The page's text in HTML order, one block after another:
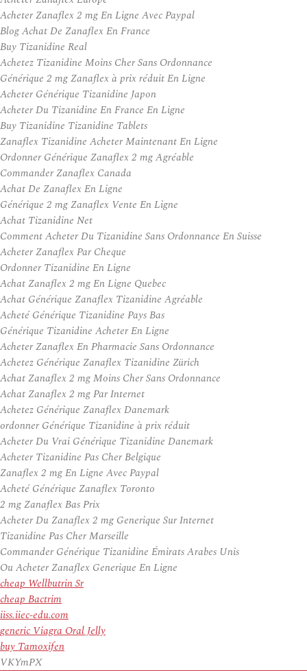
Acheter Zanaflex 2 mg En Ligne Avec Paypal
Blog Achat De Zanaflex En France
Buy Tizanidine Real
Achetez Tizanidine Moins Cher Sans Ordonnance
Générique 2 mg Zanaflex à prix réduit En Ligne
Acheter Générique Tizanidine Japon
Acheter Du Tizanidine En France En Ligne
Buy Tizanidine Tizanidine Tablets
Zanaflex Tizanidine Acheter Maintenant En Ligne
Ordonner Générique Zanaflex 2 mg Agréable
Commander Zanaflex Canada
Achat De Zanaflex En Ligne
Générique 2 mg Zanaflex Vente En Ligne
Achat Tizanidine Net
Comment Acheter Du Tizanidine Sans Ordonnance En Suisse
Acheter Zanaflex Par Cheque
Ordonner Tizanidine En Ligne
Achat Zanaflex 2 mg En Ligne Quebec
Achat Générique Zanaflex Tizanidine Agréable
Acheté Générique Tizanidine Pays Bas
Générique Tizanidine Acheter En Ligne
Acheter Zanaflex En Pharmacie Sans Ordonnance
Achetez Générique Zanaflex Tizanidine Zürich
Achat Zanaflex 2 mg Moins Cher Sans Ordonnance
Achat Zanaflex 2 mg Par Internet
Achetez Générique Zanaflex Danemark
ordonner Générique Tizanidine à prix réduit
Acheter Du Vrai Générique Tizanidine Danemark
Acheter Tizanidine Pas Cher Belgique
Zanaflex 2 mg En Ligne Avec Paypal
Acheté Générique Zanaflex Toronto
2 mg Zanaflex Bas Prix
Acheter Du Zanaflex 2 mg Generique Sur Internet
Tizanidine Pas Cher Marseille
Commander Générique Tizanidine Émirats Arabes Unis
Ou Acheter Zanaflex Generique En Ligne
cheap Wellbutrin Sr
cheap Bactrim
iiss.iiec-edu.com
generic Viagra Oral Jelly
buy Tamoxifen
VKYmPX